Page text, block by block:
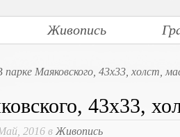
Живопись
парке Маяковского, 43х33, холст,
43х33,
2016 в Живопись